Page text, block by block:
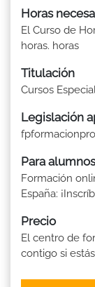
Horas
El Curso de
horas. horas
Titulación
Cursos
Legislación
Para
Formación
España:
Precio
El centro de
contigo si